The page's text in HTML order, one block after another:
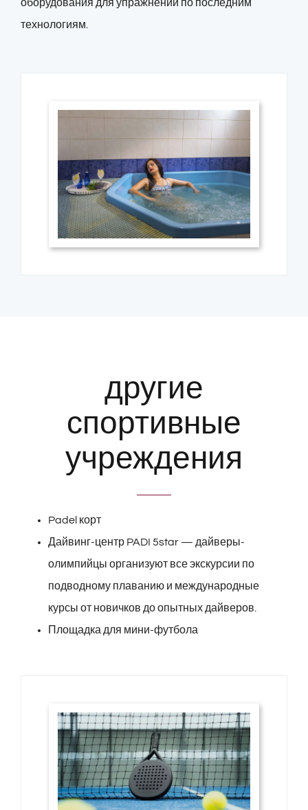
оборудования для упражнений по последним
технологиям.
другие
спортивные
учреждения
Padel корт
Дайвинг-центр PADI 5star — дайверы-
олимпийцы организуют все экскурсии по
подводному плаванию и международные
курсы от новичков до опытных дайверов.
Площадка для мини-футбола